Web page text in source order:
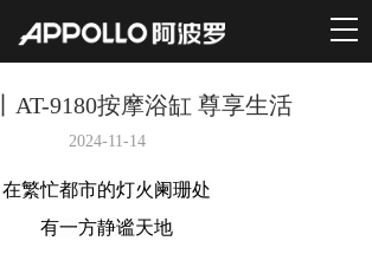
AT-9180按摩浴缸 尊享生活
2024-11-14
在繁忙都市的灯火阑珊处
有一方静谧天地